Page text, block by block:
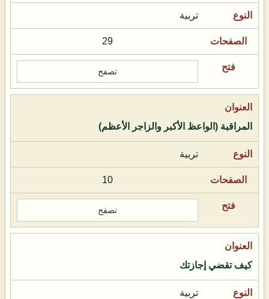
تربية
29
تصفح
المراقبة (الواعظ الأكبر والزاجر الأعظم)
تربية
10
تصفح
كيف تقضي إجازتك
تربية